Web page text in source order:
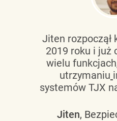
Jiten rozpoczął
2019 roku i już
wielu
utrzymaniu
systemów TJX
Jiten,